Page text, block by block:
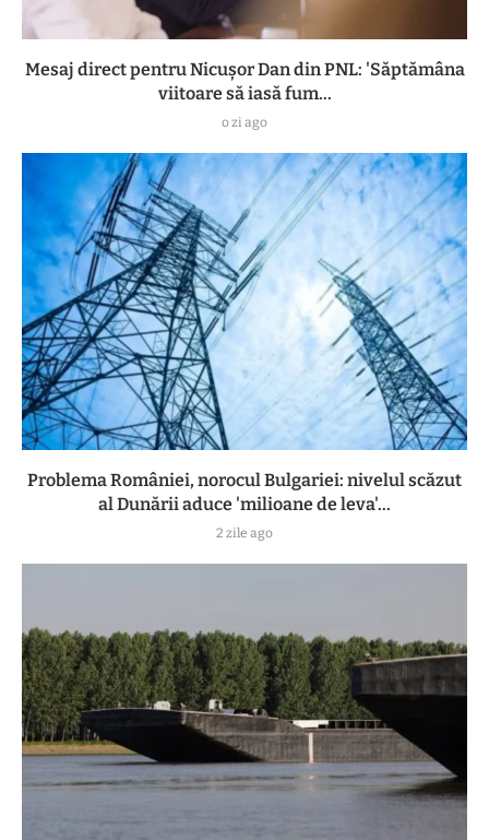
Mesaj direct pentru Nicușor Dan din PNL: 'Săptămâna
viitoare să iasă fum...
o zi ago
Problema României, norocul Bulgariei: nivelul scăzut
al Dunării aduce 'milioane de leva'...
2 zile ago